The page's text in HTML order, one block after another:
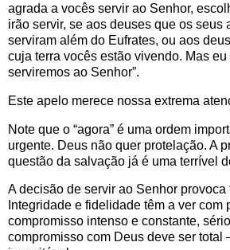
agrada a vocês servir ao Senhor,
irão servir, se aos deuses que os seus
serviram além do Eufrates, ou aos
cuja terra vocês estão vivendo. Mas
serviremos ao Senhor”.
Este apelo merece nossa extrema
Note que o “agora” é uma ordem
urgente. Deus não quer protelação. A
questão da salvação já é uma terrível
A decisão de servir ao Senhor provoca
Integridade e fidelidade têm a ver com
compromisso intenso e constante,
compromisso com Deus deve ser total